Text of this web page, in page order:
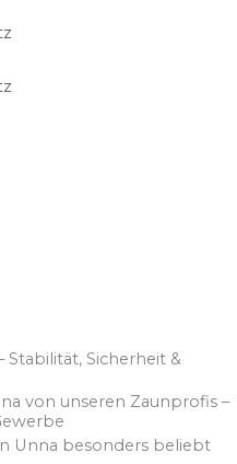
Sicherheit &
von unseren Zaunprofis –
Unna besonders beliebt